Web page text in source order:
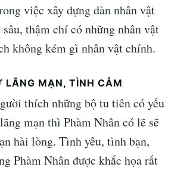
việc xây dựng dàn nhân vật
thậm chí có những nhân vật
không kém gì nhân vật chính.
LÃNG MẠN, TÌNH CẢM
thích những bộ tu tiên có yếu
mạn thì Phàm Nhân có lẽ sẽ
hài lòng. Tình yêu, tình bạn,
Phàm Nhân được khắc họa rất